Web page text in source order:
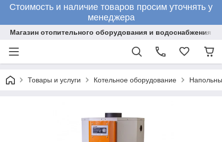
Стоимость и наличие товаров просим уточнять у
менеджера
Магазин отопительного оборудования и водоснабжения
Товары и услуги Котельное оборудование